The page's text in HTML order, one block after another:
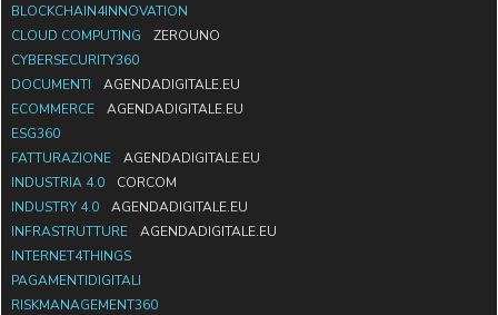
BLOCKCHAIN4INNOVATION
CLOUD COMPUTING
ZEROUNO
CYBERSECURITY360
DOCUMENTI
AGENDADIGITALE.EU
ECOMMERCE
AGENDADIGITALE.EU
ESG360
FATTURAZIONE
AGENDADIGITALE.EU
INDUSTRIA 4.0
CORCOM
INDUSTRY 4.0
AGENDADIGITALE.EU
INFRASTRUTTURE
AGENDADIGITALE.EU
INTERNET4THINGS
PAGAMENTIDIGITALI
RISKMANAGEMENT360